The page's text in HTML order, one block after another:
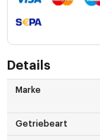
Details
Marke
Getriebeart